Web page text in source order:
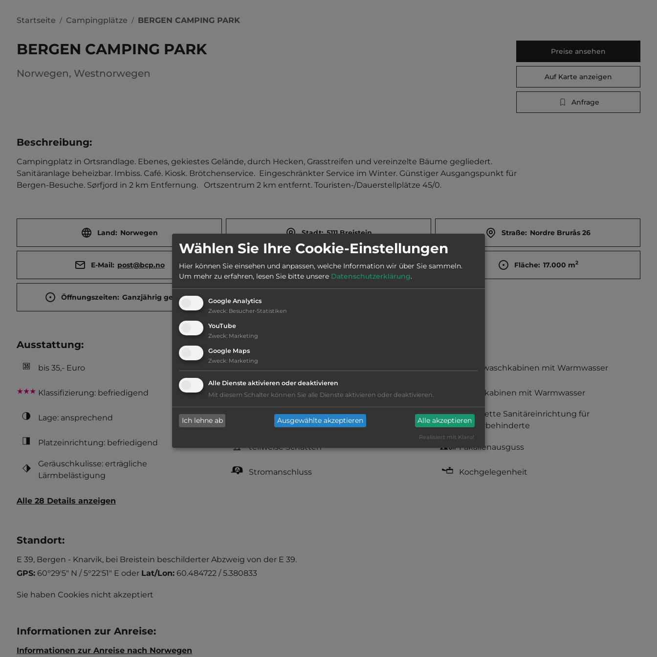
Startseite / Campingplätze / BERGEN CAMPING PARK
BERGEN CAMPING PARK
Norwegen, Westnorwegen
Preise ansehen
Auf Karte anzeigen
Anfrage
Beschreibung:
Campingplatz in Ortsrandlage. Ebenes, gekiestes Gelände, durch Hecken, Grasstreifen und vereinzelte Bäume gegliedert.
Sanitäranlage beheizbar. Imbiss. Café. Kiosk. Brötchenservice.  Eingeschränkter Service im Winter. Günstiger Ausgangspunkt für
Bergen-Besuche. Sørfjord in 2 km Entfernung.   Ortszentrum 2 km entfernt. Touristen-/Dauerstellplätze 45/0.
Land: Norwegen Stadt: 5111 Breistein Straße: Nordre Brurås 26
E-Mail: post@bcp.no Webseite: www.bcp.no/en Fläche: 17.000 m2
Öffnungszeiten: Ganzjährig geöffnet
Ausstattung:
bis 35,- Euro
Klassifizierung: befriedigend
Lage: ansprechend
Platzeinrichtung: befriedigend
Geräuschkulisse: erträgliche
Lärmbelästigung
kiesig, harter Grund
teilweise Schatten
Stromanschluss
Einzelwaschkabinen mit Warmwasser
Duschkabinen mit Warmwasser
komplette Sanitäreinrichtung für
Körperbehinderte
Fäkalienausguss
Kochgelegenheit
Alle 28 Details anzeigen
Standort:
E 39, Bergen - Knarvik, bei Breistein beschilderter Abzweig von der E 39.
GPS: 60°29'5" N / 5°22'51" E oder Lat/Lon: 60.484722 / 5.380833
Sie haben Cookies nicht akzeptiert
Informationen zur Anreise:
Informationen zur Anreise nach Norwegen
Wählen Sie Ihre Cookie-Einstellungen
Hier können Sie einsehen und anpassen, welche Information wir über Sie sammeln.
Um mehr zu erfahren, lesen Sie bitte unsere Datenschutzerklärung.
Google Analytics
Zweck: Besucher-Statistiken
YouTube
Zweck: Marketing
Google Maps
Zweck: Marketing
Alle Dienste aktivieren oder deaktivieren
Mit diesem Schalter können Sie alle Dienste aktivieren oder deaktivieren.
Ich lehne ab Ausgewählte akzeptieren Alle akzeptieren
Realisiert mit Klaro!